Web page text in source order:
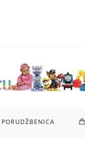
PORUDŽBENICA